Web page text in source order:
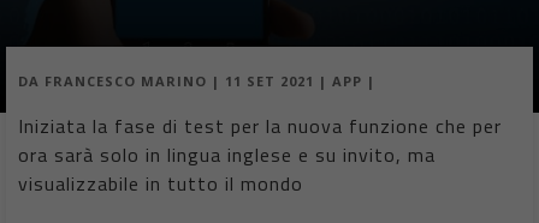
DA FRANCESCO MARINO | 11 SET 2021 | APP |
Iniziata la fase di test per la nuova funzione che per
ora sarà solo in lingua inglese e su invito, ma
visualizzabile in tutto il mondo